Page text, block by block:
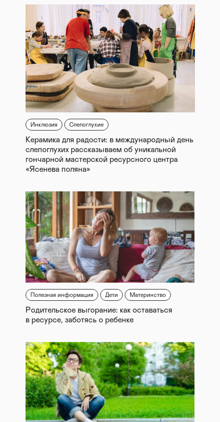
Инклюзия Слепоглухие
Керамика для радости: в международный день
слепоглухих рассказываем об уникальной
гончарной мастерской ресурсного центра
«Ясенева поляна»
Полезная информация Дети Материнство
Родительское выгорание: как оставаться
в ресурсе, заботясь о ребенке